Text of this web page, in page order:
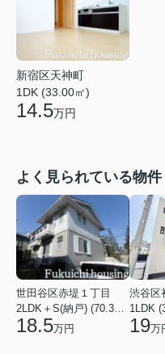
新宿区天神町
1DK (33.00㎡)
14.5万円
よく見られている物件
世田谷区赤堤１丁目
2LDK＋S(納戸) (70.38㎡)
18.5万円
渋谷区
1LDK
19万